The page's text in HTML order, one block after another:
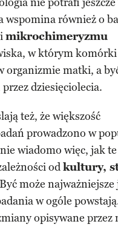
wspomina również o
mikrochimeryzmu
w którym komórki
organizmie matki, a
dziesięciolecia.
też, że większość
prowadzono w
wiadomo więc, jak
odkultury,
może
w ogóle
opisywane przez